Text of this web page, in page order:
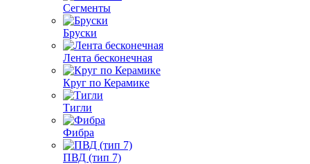
Сегменты
Бруски
Лента бесконечная
Круг по Керамике
Тигли
Фибра
ПВД (тип 7)